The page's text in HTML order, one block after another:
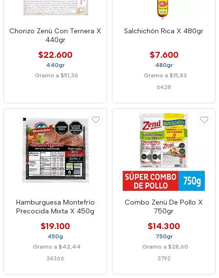
Chorizo Zenú Con Ternera X
440gr
$22.600
440gr
Gramo a $51,36
Salchichón Rica X 480gr
$7.600
480gr
Gramo a $15,83
6428
Hamburguesa Montefrío
Precocida Mixta X 450g
$19.100
450g
Gramo a $42,44
34366
Combo Zenú De Pollo X
750gr
$14.300
750gr
Gramo a $28,60
3792